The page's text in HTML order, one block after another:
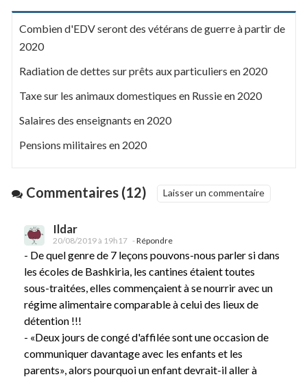
Combien d'EDV seront des vétérans de guerre à partir de
2020
Radiation de dettes sur prêts aux particuliers en 2020
Taxe sur les animaux domestiques en Russie en 2020
Salaires des enseignants en 2020
Pensions militaires en 2020
Commentaires (12) Laisser un commentaire
Ildar
20/08/2019 à 19h17 -Répondre
- De quel genre de 7 leçons pouvons-nous parler si dans
les écoles de Bashkiria, les cantines étaient toutes
sous-traitées, elles commençaient à se nourrir avec un
régime alimentaire comparable à celui des lieux de
détention !!!
- «Deux jours de congé d'affilée sont une occasion de
communiquer davantage avec les enfants et les
parents», alors pourquoi un enfant devrait-il aller à